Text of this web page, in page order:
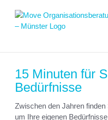
Inhalt
springen
15 Minuten für
Bedürfnisse
Zwischen den Jahren
um Ihre eigenen